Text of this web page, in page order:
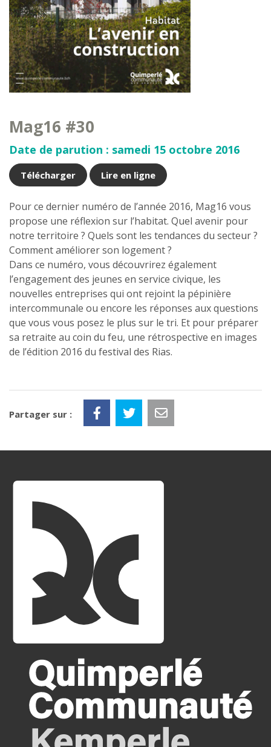
Mag16 #30
Date de parution : samedi 15 octobre 2016
Télécharger Lire en ligne
Pour ce dernier numéro de l’année 2016, Mag16 vous
propose une réflexion sur l’habitat. Quel avenir pour
notre territoire ? Quels sont les tendances du secteur ?
Comment améliorer son logement ?
Dans ce numéro, vous découvrirez également
l’engagement des jeunes en service civique, les
nouvelles entreprises qui ont rejoint la pépinière
intercommunale ou encore les réponses aux questions
que vous vous posez le plus sur le tri. Et pour préparer
sa retraite au coin du feu, une rétrospective en images
de l’édition 2016 du festival des Rias.
Partager sur :